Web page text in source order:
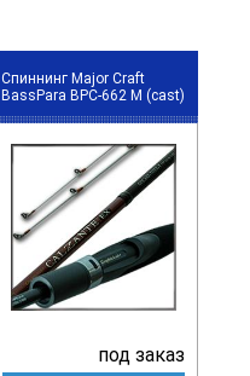
Спиннинг Major Craft
BassPara BPC-662 M (cast)
под заказ